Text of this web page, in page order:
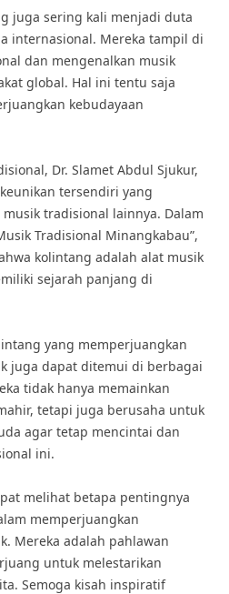
juga sering kali menjadi duta
internasional. Mereka tampil di
dan mengenalkan musik
global. Hal ini tentu saja
kebudayaan
Dr. Slamet Abdul Sjukur,
tersendiri yang
tradisional lainnya. Dalam
Tradisional Minangkabau”,
kolintang adalah alat musik
sejarah panjang di
yang memperjuangkan
juga dapat ditemui di berbagai
tidak hanya memainkan
tetapi juga berusaha untuk
agar tetap mencintai dan
ini.
melihat betapa pentingnya
memperjuangkan
Mereka adalah pahlawan
untuk melestarikan
Semoga kisah inspiratif